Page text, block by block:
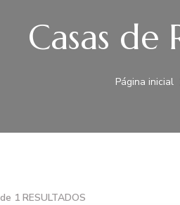
Casas
Página inicial
1 RESULTADOS